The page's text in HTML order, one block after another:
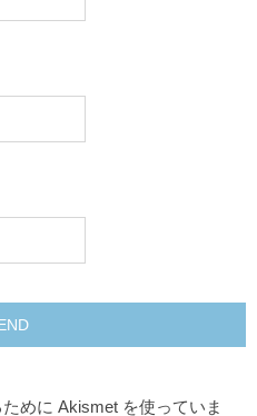
めに Akismet を使っていま